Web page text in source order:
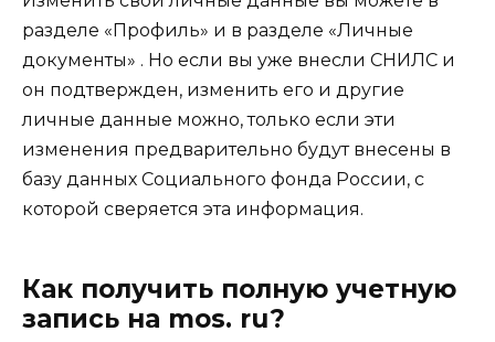
разделе «Профиль» и в разделе «Личные
документы» . Но если вы уже внесли СНИЛС и
он подтвержден, изменить его и другие
личные данные можно, только если эти
изменения предварительно будут внесены в
базу данных Социального фонда России, с
которой сверяется эта информация.
Как получить полную учетную
запись на mos. ru?